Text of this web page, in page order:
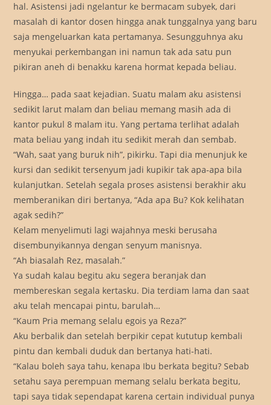
hal. Asistensi jadi ngelantur ke bermacam subyek, dari
masalah di kantor dosen hingga anak tunggalnya yang baru
saja mengeluarkan kata pertamanya. Sesungguhnya aku
menyukai perkembangan ini namun tak ada satu pun
pikiran aneh di benakku karena hormat kepada beliau.
Hingga… pada saat kejadian. Suatu malam aku asistensi
sedikit larut malam dan beliau memang masih ada di
kantor pukul 8 malam itu. Yang pertama terlihat adalah
mata beliau yang indah itu sedikit merah dan sembab.
“Wah, saat yang buruk nih”, pikirku. Tapi dia menunjuk ke
kursi dan sedikit tersenyum jadi kupikir tak apa-apa bila
kulanjutkan. Setelah segala proses asistensi berakhir aku
memberanikan diri bertanya, “Ada apa Bu? Kok kelihatan
agak sedih?”
Kelam menyelimuti lagi wajahnya meski berusaha
disembunyikannya dengan senyum manisnya.
“Ah biasalah Rez, masalah.”
Ya sudah kalau begitu aku segera beranjak dan
membereskan segala kertasku. Dia terdiam lama dan saat
aku telah mencapai pintu, barulah…
“Kaum Pria memang selalu egois ya Reza?”
Aku berbalik dan setelah berpikir cepat kututup kembali
pintu dan kembali duduk dan bertanya hati-hati.
“Kalau boleh saya tahu, kenapa Ibu berkata begitu? Sebab
setahu saya perempuan memang selalu berkata begitu,
tapi saya tidak sependapat karena certain individual punya